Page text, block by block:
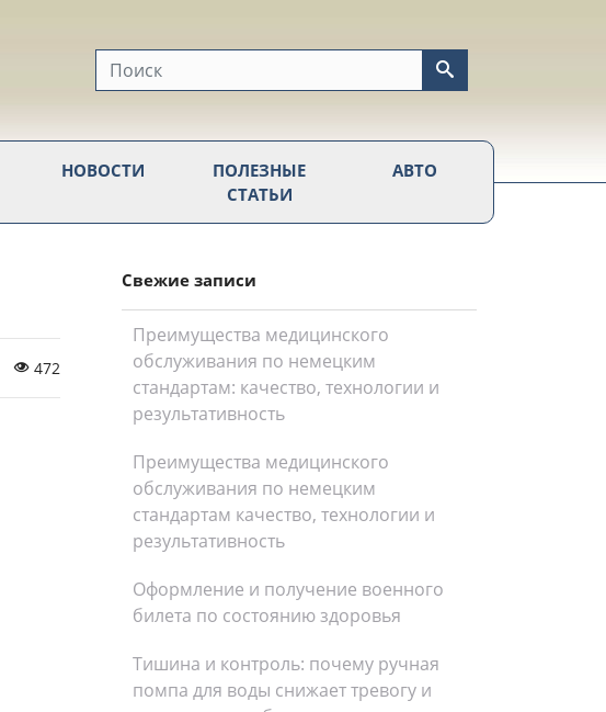
НОВОСТИ
ПОЛЕЗНЫЕ
СТАТЬИ
АВТО
472
Свежие записи
Преимущества медицинского
обслуживания по немецким
стандартам: качество, технологии и
результативность
Преимущества медицинского
обслуживания по немецким
стандартам качество, технологии и
результативность
Оформление и получение военного
билета по состоянию здоровья
Тишина и контроль: почему ручная
помпа для воды снижает тревогу и